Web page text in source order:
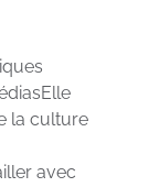
la culture
avec